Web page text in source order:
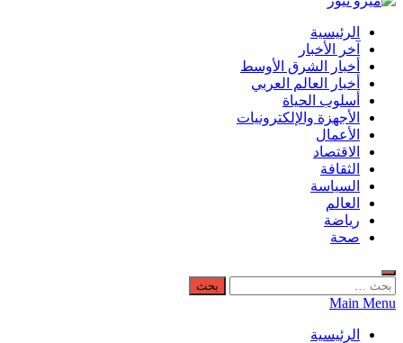
ميزو نيوز
بوابة إخبارية عربية تقدم الأخبار العاجلة والتقارير السياسية
والاقتصادية
الرئيسية
آخر الأخبار
أخبار الشرق الأوسط
أخبار العالم العربي
أسلوب الحياة
الأجهزة والإلكترونيات
الأعمال
الاقتصاد
الثقافة
السياسة
العالم
رياضة
صحة
البحث
عن:
Main Menu
الرئيسية